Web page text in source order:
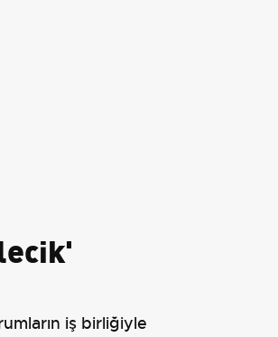
iş birliğiyle